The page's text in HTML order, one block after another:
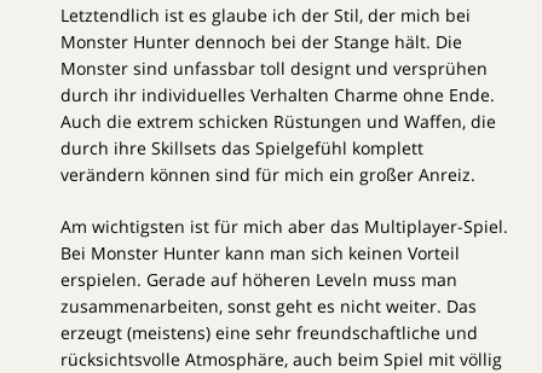
Letztendlich ist es glaube ich der Stil, der mich bei
Monster Hunter dennoch bei der Stange hält. Die
Monster sind unfassbar toll designt und versprühen
durch ihr individuelles Verhalten Charme ohne Ende.
Auch die extrem schicken Rüstungen und Waffen, die
durch ihre Skillsets das Spielgefühl komplett
verändern können sind für mich ein großer Anreiz.
Am wichtigsten ist für mich aber das Multiplayer-Spiel.
Bei Monster Hunter kann man sich keinen Vorteil
erspielen. Gerade auf höheren Leveln muss man
zusammenarbeiten, sonst geht es nicht weiter. Das
erzeugt (meistens) eine sehr freundschaftliche und
rücksichtsvolle Atmosphäre, auch beim Spiel mit völlig